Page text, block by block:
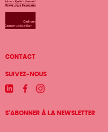
Menu
Pied
de
page
CONTACT
SUIVEZ-NOUS
LinkedinFacebookInstagram
S'ABONNER À LA NEWSLETTER